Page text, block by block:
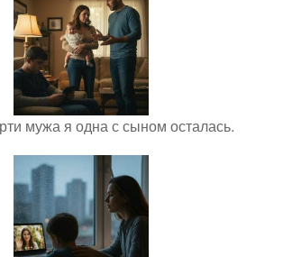
мужа я одна с сыном осталась.